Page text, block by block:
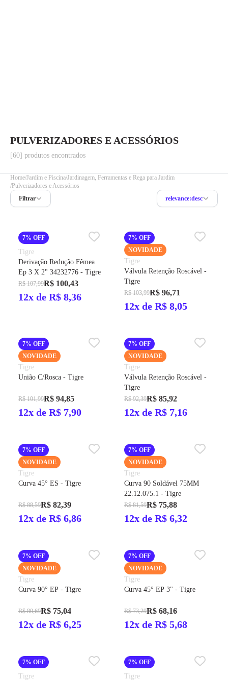
PULVERIZADORES E ACESSÓRIOS
[60] produtos encontrados
Home Jardim e Piscina Jardinagem, Ferramentas e Rega para Jardim
Pulverizadores e Acessórios
Filtrar
relevance:desc
7% OFF
Tigre
Derivação Redução Fêmea
Ep 3 X 2" 34232776 - Tigre
R$ 107,99R$ 100,43
12x de R$ 8,36
7% OFF
NOVIDADE
Tigre
Válvula Retenção Roscável -
Tigre
R$ 103,99R$ 96,71
12x de R$ 8,05
7% OFF
NOVIDADE
Tigre
União C/Rosca - Tigre
R$ 101,99R$ 94,85
12x de R$ 7,90
7% OFF
NOVIDADE
Tigre
Válvula Retenção Roscável -
Tigre
R$ 92,39R$ 85,92
12x de R$ 7,16
7% OFF
NOVIDADE
Tigre
Curva 45° ES - Tigre
R$ 88,59R$ 82,39
12x de R$ 6,86
7% OFF
NOVIDADE
Tigre
Curva 90 Soldável 75MM
22.12.075.1 - Tigre
R$ 81,59R$ 75,88
12x de R$ 6,32
7% OFF
NOVIDADE
Tigre
Curva 90° EP - Tigre
R$ 80,69R$ 75,04
12x de R$ 6,25
7% OFF
NOVIDADE
Tigre
Curva 45° EP 3" - Tigre
R$ 73,29R$ 68,16
12x de R$ 5,68
7% OFF
Tigre
7% OFF
Tigre